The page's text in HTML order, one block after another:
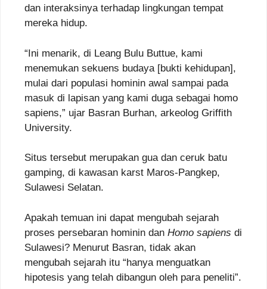
dan interaksinya terhadap lingkungan tempat
mereka hidup.
“Ini menarik, di Leang Bulu Buttue, kami
menemukan sekuens budaya [bukti kehidupan],
mulai dari populasi hominin awal sampai pada
masuk di lapisan yang kami duga sebagai homo
sapiens,” ujar Basran Burhan, arkeolog Griffith
University.
Situs tersebut merupakan gua dan ceruk batu
gamping, di kawasan karst Maros-Pangkep,
Sulawesi Selatan.
Apakah temuan ini dapat mengubah sejarah
proses persebaran hominin dan Homo sapiens di
Sulawesi? Menurut Basran, tidak akan
mengubah sejarah itu “hanya menguatkan
hipotesis yang telah dibangun oleh para peneliti”.